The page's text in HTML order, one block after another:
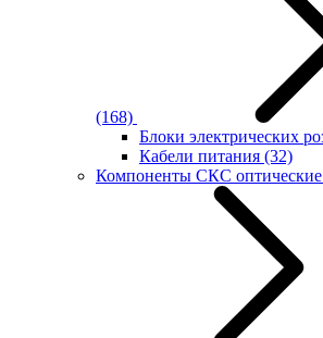
(168)
Блоки электрических
Кабели питания (32)
Компоненты СКС оптические